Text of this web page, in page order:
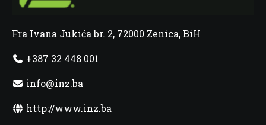
Fra Ivana Jukića br. 2, 72000 Zenica, BiH
+387 32 448 001
info@inz.ba
http://www.inz.ba